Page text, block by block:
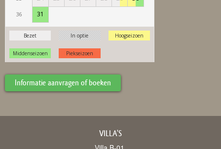
Informatie aanvragen of boeken
VILLA'S